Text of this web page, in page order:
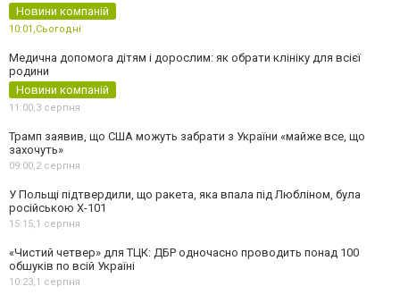
Новини компаній
10:01,Сьогодні
Медична допомога дітям і дорослим: як обрати клініку для всієї
родини
Новини компаній
11:00,3 серпня
Трамп заявив, що США можуть забрати з України «майже все, що
захочуть»
09:00,2 серпня
У Польщі підтвердили, що ракета, яка впала під Любліном, була
російською Х-101
15:15,1 серпня
«Чистий четвер» для ТЦК: ДБР одночасно проводить понад 100
обшуків по всій Україні
10:23,1 серпня